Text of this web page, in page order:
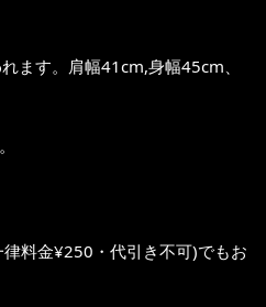
ます。肩幅41cm,身幅45cm、
料金¥250・代引き不可)でもお